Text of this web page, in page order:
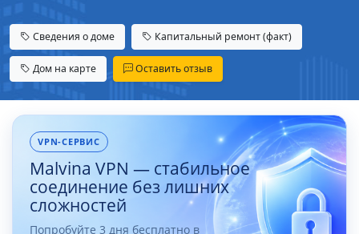
Сведения о доме Капитальный ремонт (факт)
Дом на карте Оставить отзыв
VPN-СЕРВИС
Malvina VPN — стабильное
соединение без лишних
сложностей
Попробуйте 3 дня бесплатно в